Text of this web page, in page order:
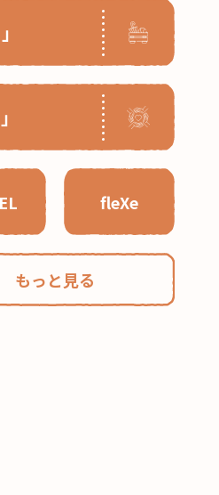
fleXe
もっと見る